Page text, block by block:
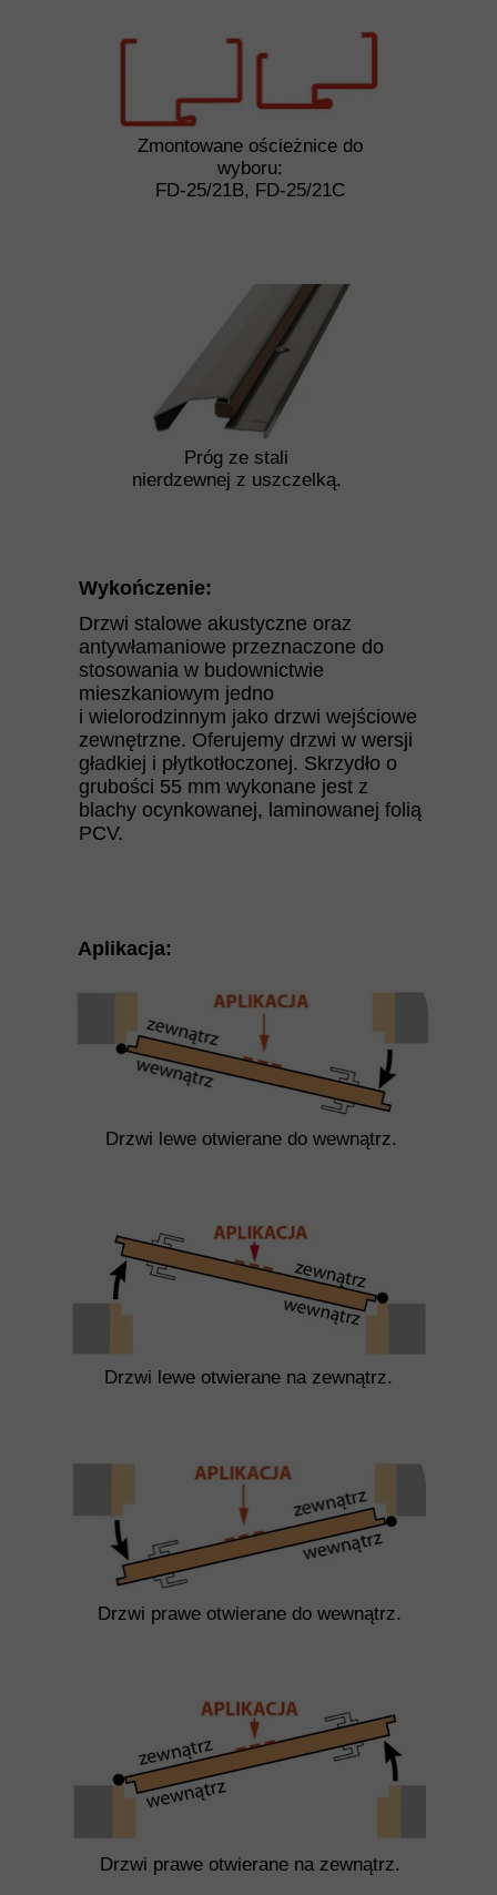
Aplikacja:
Drzwi prawe otwierane do wewnątrz.
Drzwi prawe otwierane na zewnątrz.
Drzwi lewe otwierane na zewnątrz.
Drzwi lewe otwierane do wewnątrz.
Próg ze stali
nierdzewnej z uszczelką.
Zmontowane ościeżnice do
wyboru:
FD-25/21B, FD-25/21C
Drzwi stalowe akustyczne oraz
antywłamaniowe przeznaczone do
stosowania w budownictwie
mieszkaniowym jedno
i wielorodzinnym jako drzwi wejściowe
zewnętrzne. Oferujemy drzwi w wersji
gładkiej i płytkotłoczonej. Skrzydło o
grubości 55 mm wykonane jest z
blachy ocynkowanej, laminowanej folią
PCV.
Wykończenie: